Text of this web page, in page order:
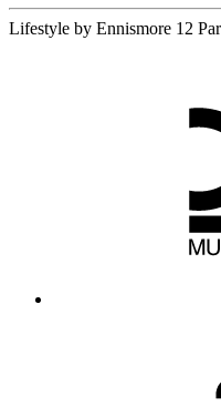
Lifestyle by Ennismore 12